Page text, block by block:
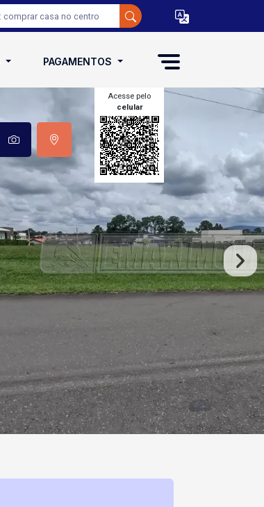
PAGAMENTOS
Acesse pelo
celular